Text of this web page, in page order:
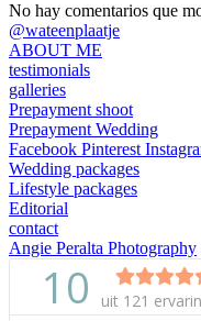
No hay comentarios que
@wateenplaatje
ABOUT ME
testimonials
galleries
Prepayment shoot
Prepayment Wedding
Facebook Pinterest
Wedding packages
Lifestyle packages
Editorial
contact
Angie Peralta Photography